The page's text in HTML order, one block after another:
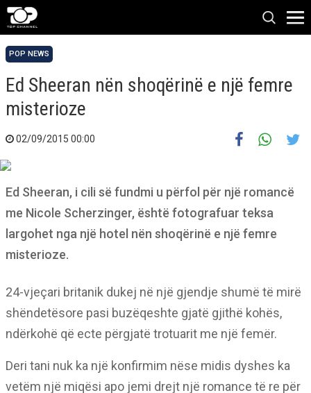
POP NEWS
Ed Sheeran nën shoqërinë e një femre
misterioze
02/09/2015 00:00
Ed Sheeran, i cili së fundmi u përfol për një romancë
me Nicole Scherzinger, është fotografuar teksa
largohet nga një hotel nën shoqërinë e një femre
misterioze.
24-vjeçari britanik dukej në një gjendje shumë të mirë
shëndetësore pasi buzëqeshte gjatë gjithë kohës,
ndërkohë që ecte përgjatë trotuarit me një femër.
Deri tani nuk ka një konfirmim nëse midis dyshes ka
vetëm një miqësi apo jemi drejt një romance të re për